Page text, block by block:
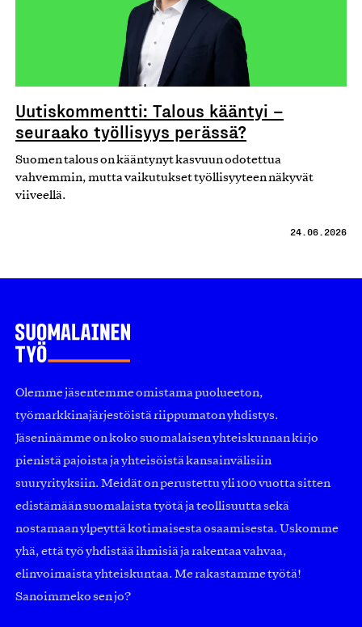
Uutiskommentti: Talous kääntyi –
seuraako työllisyys perässä?
Suomen talous on kääntynyt kasvuun odotettua
vahvemmin, mutta vaikutukset työllisyyteen näkyvät
viiveellä.
24.06.2026
Olemme jäsentemme omistama puolueeton,
työmarkkinajärjestöistä riippumaton yhdistys.
Jäseninämme on koko suomalaisen yhteiskunnan kirjo
pienistä pajoista ja yhteisöistä kansainvälisiin
suuryrityksiin. Meidät on perustettu yli 100 vuotta sitten
edistämään suomalaista työtä ja teollisuutta sekä
nostamaan ylpeyttä kotimaisesta osaamisesta. Uskomme
yhä, että työ yhdistää ihmisiä ja rakentaa vahvaa,
elinvoimaista yhteiskuntaa. Me rakastamme työtä!
Sanoimmeko sen jo?